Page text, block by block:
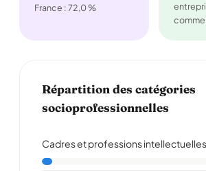
France : 72,0 %
Répartition des catégories
socioprofessionnelles
Cadres et professions intellectuelles